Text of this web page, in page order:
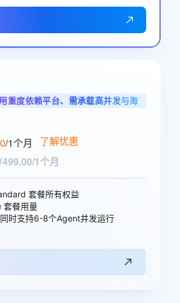
重度依赖平台、需承载高并发与海
/1个月
了解优惠
1个月
套餐所有权益
套餐用量
时支持6-8个Agent并发运行